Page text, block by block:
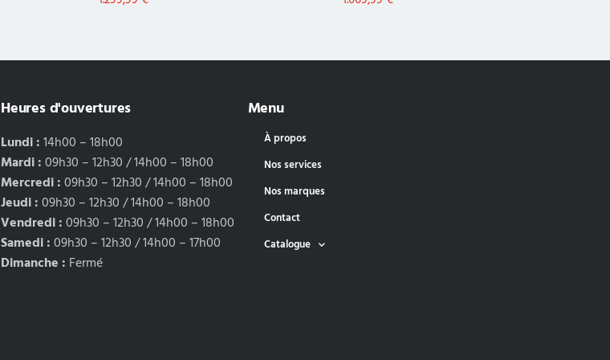
Heures d'ouvertures
Lundi :14h00 – 18h00
Mardi :09h30 – 12h30 / 14h00 – 18h00
Mercredi :09h30 – 12h30 / 14h00 – 18h00
Jeudi :09h30 – 12h30 / 14h00 – 18h00
Vendredi :09h30 – 12h30 / 14h00 – 18h00
Samedi :09h30 – 12h30 / 14h00 – 17h00
Dimanche : Fermé
Menu
À propos
Nos services
Nos marques
Contact
Catalogue